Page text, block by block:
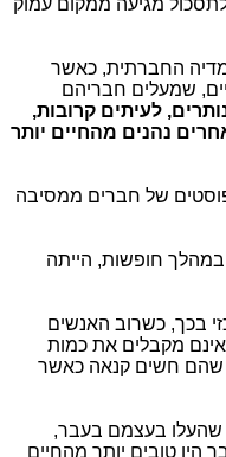
מגיעה ממקום עמוק
החברתית, כאשר
שמעלים חבריהם
לעיתים קרובות,
נהנים מהחיים יותר
של חברים ממסיבה
במהלך חופשות, הייתה
בכך, כשרוב האנשים
מקבלים את כמות
42% אף מעידים, שהם חשים קנאה כאשר
שהעלו בעצמם בעבר,
טובים יותר מהחיים